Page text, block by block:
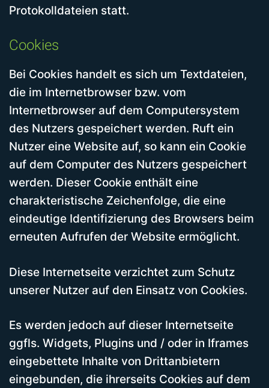
Protokolldateien statt.
Cookies
Bei Cookies handelt es sich um Textdateien,
die im Internetbrowser bzw. vom
Internetbrowser auf dem Computersystem
des Nutzers gespeichert werden. Ruft ein
Nutzer eine Website auf, so kann ein Cookie
auf dem Computer des Nutzers gespeichert
werden. Dieser Cookie enthält eine
charakteristische Zeichenfolge, die eine
eindeutige Identifizierung des Browsers beim
erneuten Aufrufen der Website ermöglicht.
Diese Internetseite verzichtet zum Schutz
unserer Nutzer auf den Einsatz von Cookies.
Es werden jedoch auf dieser Internetseite
ggfls. Widgets, Plugins und / oder in Iframes
eingebettete Inhalte von Drittanbietern
eingebunden, die ihrerseits Cookies auf dem